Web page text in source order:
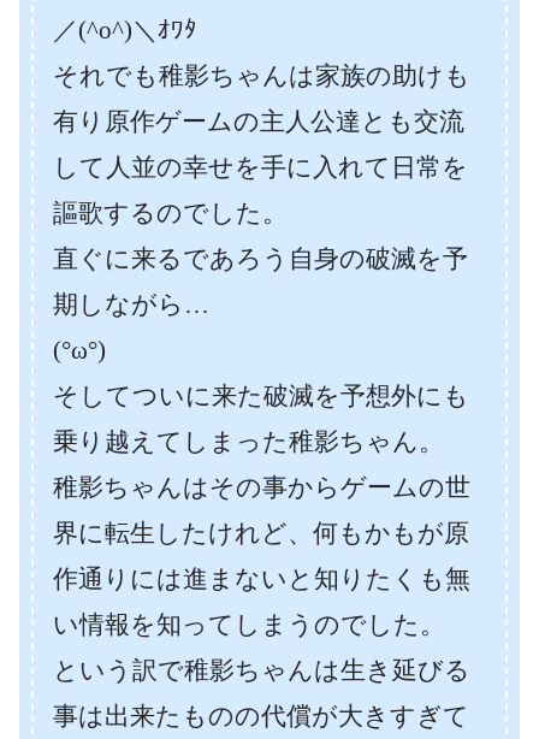
／(^o^)＼ｵﾜﾀ
それでも稚影ちゃんは家族の助けも
有り原作ゲームの主人公達とも交流
して人並の幸せを手に入れて日常を
謳歌するのでした。
直ぐに来るであろう自身の破滅を予
期しながら…
(°ω°)
そしてついに来た破滅を予想外にも
乗り越えてしまった稚影ちゃん。
稚影ちゃんはその事からゲームの世
界に転生したけれど、何もかもが原
作通りには進まないと知りたくも無
い情報を知ってしまうのでした。
という訳で稚影ちゃんは生き延びる
事は出来たものの代償が大きすぎて